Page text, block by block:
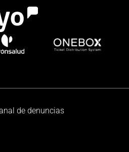
de denuncias